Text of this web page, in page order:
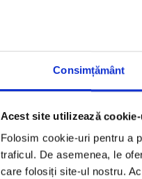
Consimțământ
Acest site utilizează
Folosim cookie-uri pentru a
traficul. De asemenea, le
care folosiți site-ul nostru.
fiecare – și
meu face
romă
Florica era
iar bunicul,